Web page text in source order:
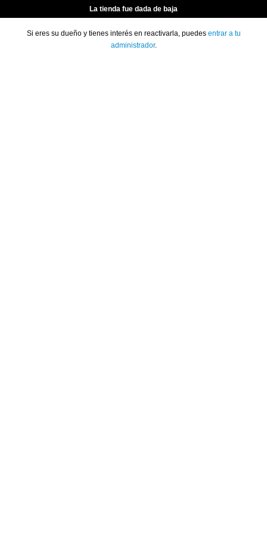
La tienda fue dada de baja
Si eres su dueño y tienes interés en reactivarla, puedes entrar a tu
administrador.